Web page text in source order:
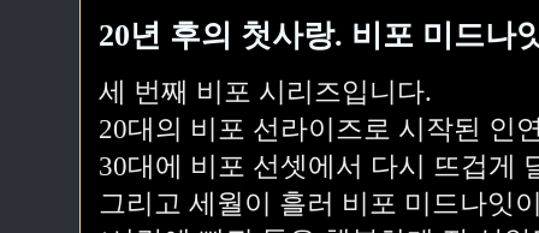
20년 후의 첫사랑. 비포 미드나
세 번째 비포 시리즈입니다.
20대의 비포 선라이즈로 시작된 인
30대에 비포 선셋에서 다시 뜨겁게
그리고 세월이 흘러 비포 미드나잇